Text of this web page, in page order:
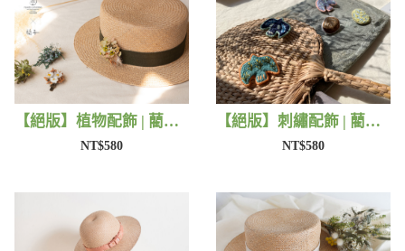
【絕版】植物配飾 | 藺子X法洛勒姆
NT$580
【絕版】刺繡配飾 | 藺子X撫子色生活
NT$580